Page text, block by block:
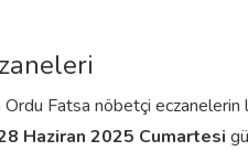
Fatsa nöbetçi eczanelerin
Haziran 2025 Cumartesi